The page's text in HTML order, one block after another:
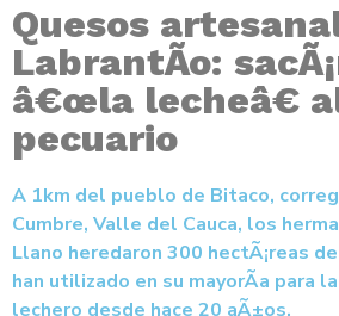
Quesos
LabrantÃ­o:
â€œla lecheâ€
pecuario
A 1km del pueblo de Bitaco,
Cumbre, Valle del Cauca, los
Llano heredaron 300 hectÃ¡reas
han utilizado en su mayorÃ­a para
lechero desde hace 20 aÃ±os.